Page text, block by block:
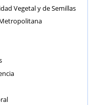
Vegetal y de Semillas